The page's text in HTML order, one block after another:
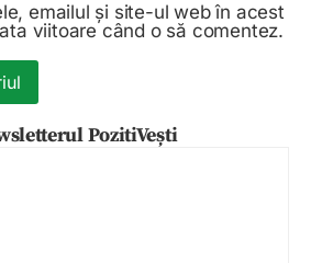
emailul și site-ul web în acest
viitoare când o să comentez.
PozitiVești